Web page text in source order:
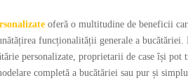
oferă o multitudine de beneficii
funcționalității generale a
personalizate, proprietarii de case își
completă a bucătăriei sau pur și